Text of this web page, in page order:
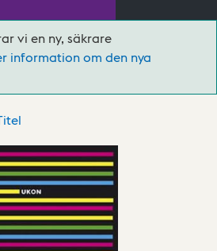
vi en ny, säkrare
information om den nya